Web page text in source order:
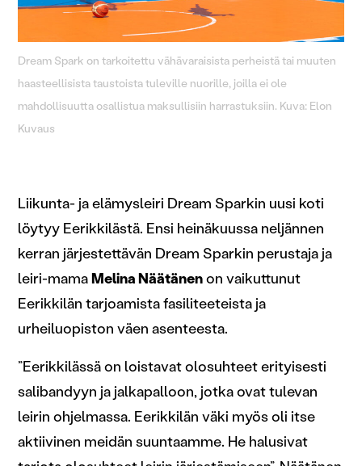
Dream Spark on tarkoitettu vähävaraisista perheistä tai muuten
haasteellisista taustoista tuleville nuorille, joilla ei ole
mahdollisuutta osallistua maksullisiin harrastuksiin. Kuva: Elon
Kuvaus
Liikunta- ja elämysleiri Dream Sparkin uusi koti
löytyy Eerikkilästä. Ensi heinäkuussa neljännen
kerran järjestettävän Dream Sparkin perustaja ja
leiri-mamaMelina Näätänenon vaikuttunut
Eerikkilän tarjoamista fasiliteeteista ja
urheiluopiston väen asenteesta.
”Eerikkilässä on loistavat olosuhteet erityisesti
salibandyyn ja jalkapalloon, jotka ovat tulevan
leirin ohjelmassa. Eerikkilän väki myös oli itse
aktiivinen meidän suuntaamme. He halusivat